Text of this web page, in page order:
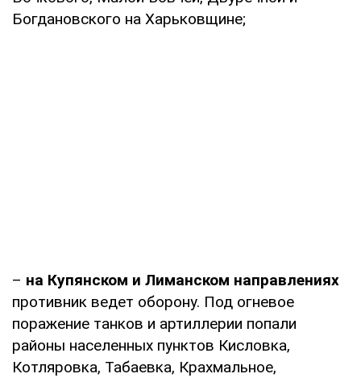
Богдановского на Харьковщине;
– на Купянском и Лиманском направлениях
противник ведет оборону. Под огневое
поражение танков и артиллерии попали
районы населенных пунктов Кисловка,
Котляровка, Табаевка, Крахмальное,